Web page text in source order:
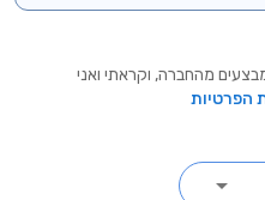
מהחברה, וקראתי ואני
הפרטיות